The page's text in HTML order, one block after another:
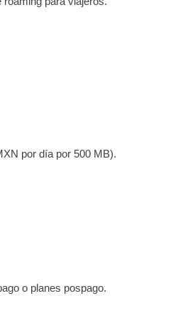
por día por 500 MB).
o planes pospago.